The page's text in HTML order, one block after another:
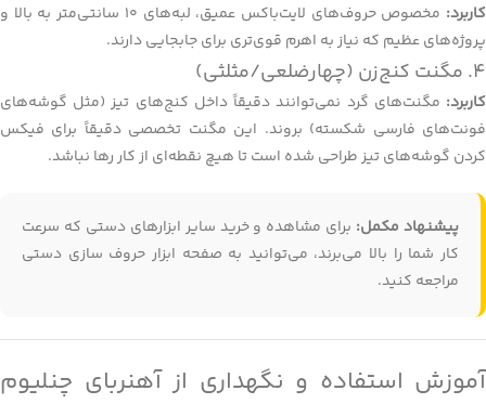
کاربرد:
مخصوص حروف‌های لایت‌باکس عمیق، لبه‌های ۱۰ سانتی‌متر به بالا و
پروژه‌های عظیم که نیاز به اهرم قوی‌تری برای جابجایی دارند.
۴. مگنت کنج‌زن (چهارضلعی/مثلثی)
کاربرد: مگنت‌های گرد نمی‌توانند دقیقاً داخل کنج‌های تیز (مثل گوشه‌های
فونت‌های فارسی شکسته) بروند. این مگنت تخصصی دقیقاً برای فیکس
کردن گوشه‌های تیز طراحی شده است تا هیچ نقطه‌ای از کار رها نباشد.
پیشنهاد مکمل: برای مشاهده و خرید سایر ابزارهای دستی که سرعت
کار شما را بالا می‌برند، می‌توانید به صفحه ابزار حروف سازی دستی
مراجعه کنید.
آموزش استفاده و نگهداری از آهنربای چنلیوم